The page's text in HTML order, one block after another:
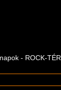
- ROCK-TÉR